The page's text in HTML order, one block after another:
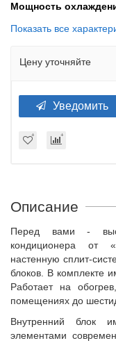
Мощность
Показать все
Цену уточняйте
Уведомить
Описание
Перед вами -
кондиционера от
настенную сплит-
блоков. В комплекте
Работает на
помещениях до
Внутренний блок
элементами